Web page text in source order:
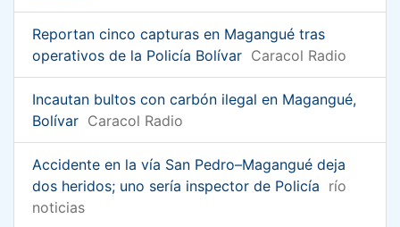
Reportan cinco capturas en Magangué tras
operativos de la Policía Bolívar Caracol Radio
Incautan bultos con carbón ilegal en Magangué,
Bolívar Caracol Radio
Accidente en la vía San Pedro–Magangué deja
dos heridos; uno sería inspector de Policía río
noticias